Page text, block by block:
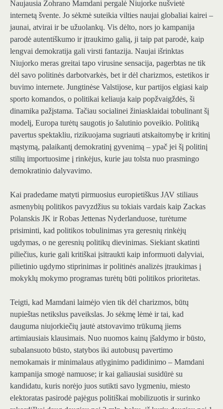
Naujausia Zohrano Mamdani pergalė Niujorke nušvietė
internetą švente. Jo sėkmė suteikia vilties naujai globaliai kairei –
jaunai, atvirai ir be užuolankų. Vis dėlto, nors jo kampanija
parodė autentiškumo ir įtraukimo galią, ji taip pat parodė, kaip
lengvai demokratija gali virsti fantazija. Naujai išrinktas
Niujorko meras greitai tapo virusine sensacija, pagerbtas ne tik
dėl savo politinės darbotvarkės, bet ir dėl charizmos, estetikos ir
buvimo internete. Jungtinėse Valstijose, kur partijos elgiasi kaip
sporto komandos, o politikai keliauja kaip popžvaigždės, ši
dinamika pažįstama. Tačiau socialinei žiniasklaidai tobulinant šį
modelį, Europa turėtų saugotis jo šalutinio poveikio. Politiką
pavertus spektakliu, rizikuojama sugriauti atskaitomybę ir kritinį
mąstymą, palaikantį demokratinį gyvenimą – ypač jei šį politinį
stilių importuosime į rinkėjus, kurie jau tolsta nuo prasmingo
demokratinio dalyvavimo.
Kai pradedame matyti pirmuosius europietiškus JAV stiliaus
asmenybių politikos pavyzdžius su tokiais vardais kaip Zackas
Polanskis JK ir Robas Jettenas Nyderlanduose, turėtume
prisiminti, kad politikos tobulinimas yra geresnių rinkėjų
ugdymas, o ne geresnių politikų dievinimas. Siekiant skatinti
piliečius, kurie gali kritiškai įsitraukti kaip informuoti dalyviai,
pilietinio ugdymo stiprinimas ir politinės analizės įtraukimas į
mokyklų mokymo programas turėtų būti politikos prioritetas.
Teigti, kad Mamdani laimėjo vien tik dėl charizmos, būtų
nupieštas netikslus paveikslas. Jo sėkmę lėmė ir tai, kad
dauguma niujorkiečių jautė atstovavimo trūkumą jiems
artimiausiais klausimais. Nuo nuomos kainų įšaldymo ir būsto,
subalansuoto būsto, statybos iki autobusų pavertimo
nemokamais ir minimalaus atlyginimo padidinimo – Mamdani
kampanija smogė namuose; ir kai galiausiai susidūrė su
kandidatu, kuris norėjo juos sutikti savo lygmeniu, miesto
elektoratas pasirodė pajėgus politiškai mobilizuotis ir surinko